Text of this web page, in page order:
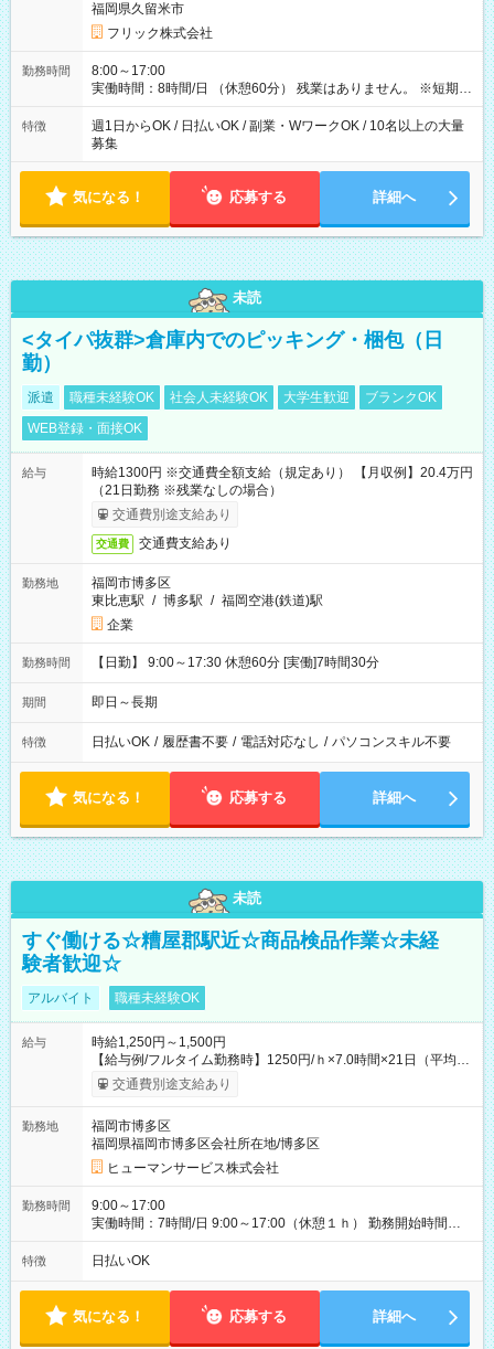
福岡県久留米市
フリック株式会社
勤務時間
8:00～17:00
実働時間：8時間/日 （休憩60分） 残業はありません。 ※短期の
募集は行っておりません。予めご了承くださいませ。
特徴
週1日からOK / 日払いOK / 副業・WワークOK / 10名以上の大量
募集
気になる！ 応募する 詳細へ
未読
<タイパ抜群>倉庫内でのピッキング・梱包（日
勤）
派遣 職種未経験OK 社会人未経験OK 大学生歓迎
ブランクOK
WEB登録・面接OK
給与
時給1300円 ※交通費全額支給（規定あり） 【月収例】20.4万円
（21日勤務 ※残業なしの場合）
交通費別途支給あり
交通費 交通費支給あり
勤務地
福岡市博多区
東比恵駅 / 博多駅 / 福岡空港(鉄道)駅
企業
勤務時間 【日勤】 9:00～17:30 休憩60分 [実働]7時間30分
期間 即日～長期
特徴 日払いOK / 履歴書不要 / 電話対応なし / パソコンスキル不要
気になる！ 応募する 詳細へ
未読
すぐ働ける☆糟屋郡駅近☆商品検品作業☆未経
験者歓迎☆
アルバイト 職種未経験OK
給与
時給1,250円～1,500円
【給与例/フルタイム勤務時】1250円/ｈ×7.0時間×21日（平均
値）=183,750円 別途交通費支給（会社規定有）、残業/休日手当
支給、 フルタイムの募集になりますが、働く日数や時間につい
ど）は、ご希望状況をヒヤリングして調整できることがありま
す。応募時に、ご相談頂きます様お願いします。 ※公共交通機
関、駐車場あり。（粕屋郡） 【試用期間】試用期間なし
交通費別途支給あり
勤務地
福岡市博多区
福岡県福岡市博多区会社所在地/博多区
ヒューマンサービス株式会社
勤務時間
9:00～17:00
実働時間：7時間/日 9:00～17:00（休憩１ｈ） 勤務開始時間等
の調整も受けたまります。 （例：10時から17時 など） お気軽
にご相談・お問い合わせをメールで返信してください。
特徴 日払いOK
気になる！ 応募する 詳細へ